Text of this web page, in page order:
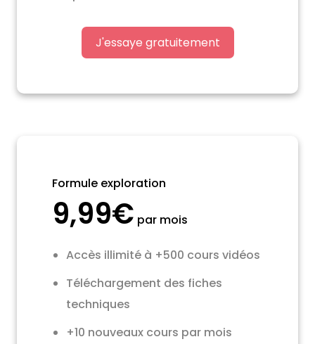
J'essaye gratuitement
Formule exploration
9,99€ par mois
Accès illimité à +500 cours vidéos
Téléchargement des fiches
techniques
+10 nouveaux cours par mois